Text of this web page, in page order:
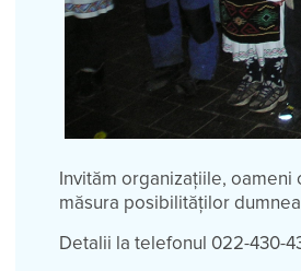
Invităm organizaţiile, oameni
măsura posibilităţilor
Detalii la telefonul 022-430-